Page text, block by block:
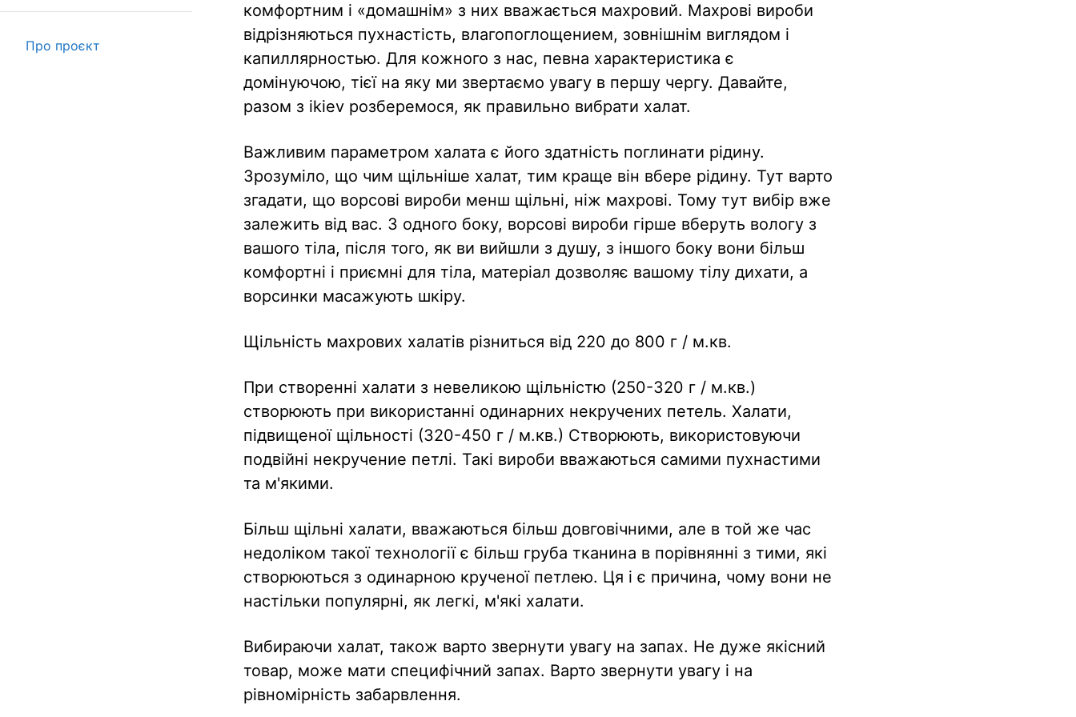
Про проєкт
комфортним і «домашнім» з них вважається махровий. Махрові вироби
відрізняються пухнастість, влагопоглощением, зовнішнім виглядом і
капиллярностью. Для кожного з нас, певна характеристика є
домінуючою, тієї на яку ми звертаємо увагу в першу чергу. Давайте,
разом з ikiev розберемося, як правильно вибрати халат.
Важливим параметром халата є його здатність поглинати рідину.
Зрозуміло, що чим щільніше халат, тим краще він вбере рідину. Тут варто
згадати, що ворсові вироби менш щільні, ніж махрові. Тому тут вибір вже
залежить від вас. З одного боку, ворсові вироби гірше вберуть вологу з
вашого тіла, після того, як ви вийшли з душу, з іншого боку вони більш
комфортні і приємні для тіла, матеріал дозволяє вашому тілу дихати, а
ворсинки масажують шкіру.
Щільність махрових халатів різниться від 220 до 800 г / м.кв.
При створенні халати з невеликою щільністю (250-320 г / м.кв.)
створюють при використанні одинарних некручених петель. Халати,
підвищеної щільності (320-450 г / м.кв.) Створюють, використовуючи
подвійні некручение петлі. Такі вироби вважаються самими пухнастими
та м'якими.
Більш щільні халати, вважаються більш довговічними, але в той же час
недоліком такої технології є більш груба тканина в порівнянні з тими, які
створюються з одинарною крученої петлею. Ця і є причина, чому вони не
настільки популярні, як легкі, м'які халати.
Вибираючи халат, також варто звернути увагу на запах. Не дуже якісний
товар, може мати специфічний запах. Варто звернути увагу і на
рівномірність забарвлення.